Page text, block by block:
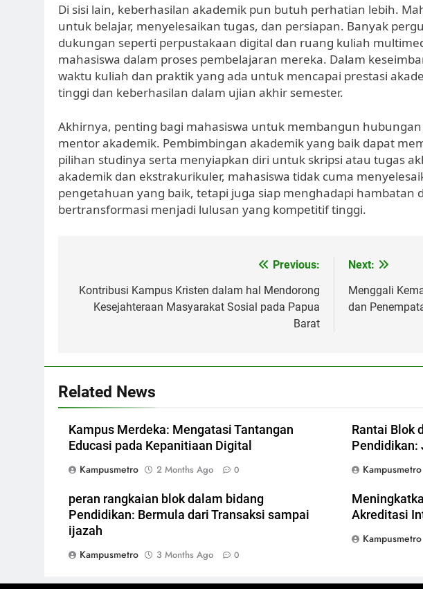
Di sisi lain, keberhasilan akademik pun butuh perhatian lebih.
untuk belajar, menyelesaikan tugas, dan persiapan. Banyak
dukungan seperti perpustakaan digital dan ruang kuliah
mahasiswa dalam proses pembelajaran mereka. Dalam
waktu kuliah dan praktik yang ada untuk mencapai prestasi
tinggi dan keberhasilan dalam ujian akhir semester.
Akhirnya, penting bagi mahasiswa untuk membangun
mentor akademik. Pembimbingan akademik yang baik dapat
pilihan studinya serta menyiapkan diri untuk skripsi atau tugas
akademik dan ekstrakurikuler, mahasiswa tidak cuma
pengetahuan yang baik, tetapi juga siap menghadapi hambatan
bertransformasi menjadi lulusan yang kompetitif tinggi.
navigation
Previous:
Kontribusi Kampus Kristen dalam hal Mendorong
Kesejahteraan Masyarakat Sosial pada Papua
Barat
Next:
Menggali
dan
Related News
Kampus Merdeka: Mengatasi Tantangan
Educasi pada Kepanitiaan Digital
Kampusmetro
2 Months Ago 0
Rantai Blok
Pendidikan:
Kampusmetro
peran rangkaian blok dalam bidang
Pendidikan: Bermula dari Transaksi sampai
ijazah
Kampusmetro
3 Months Ago 0
Akreditasi
Kampusmetro